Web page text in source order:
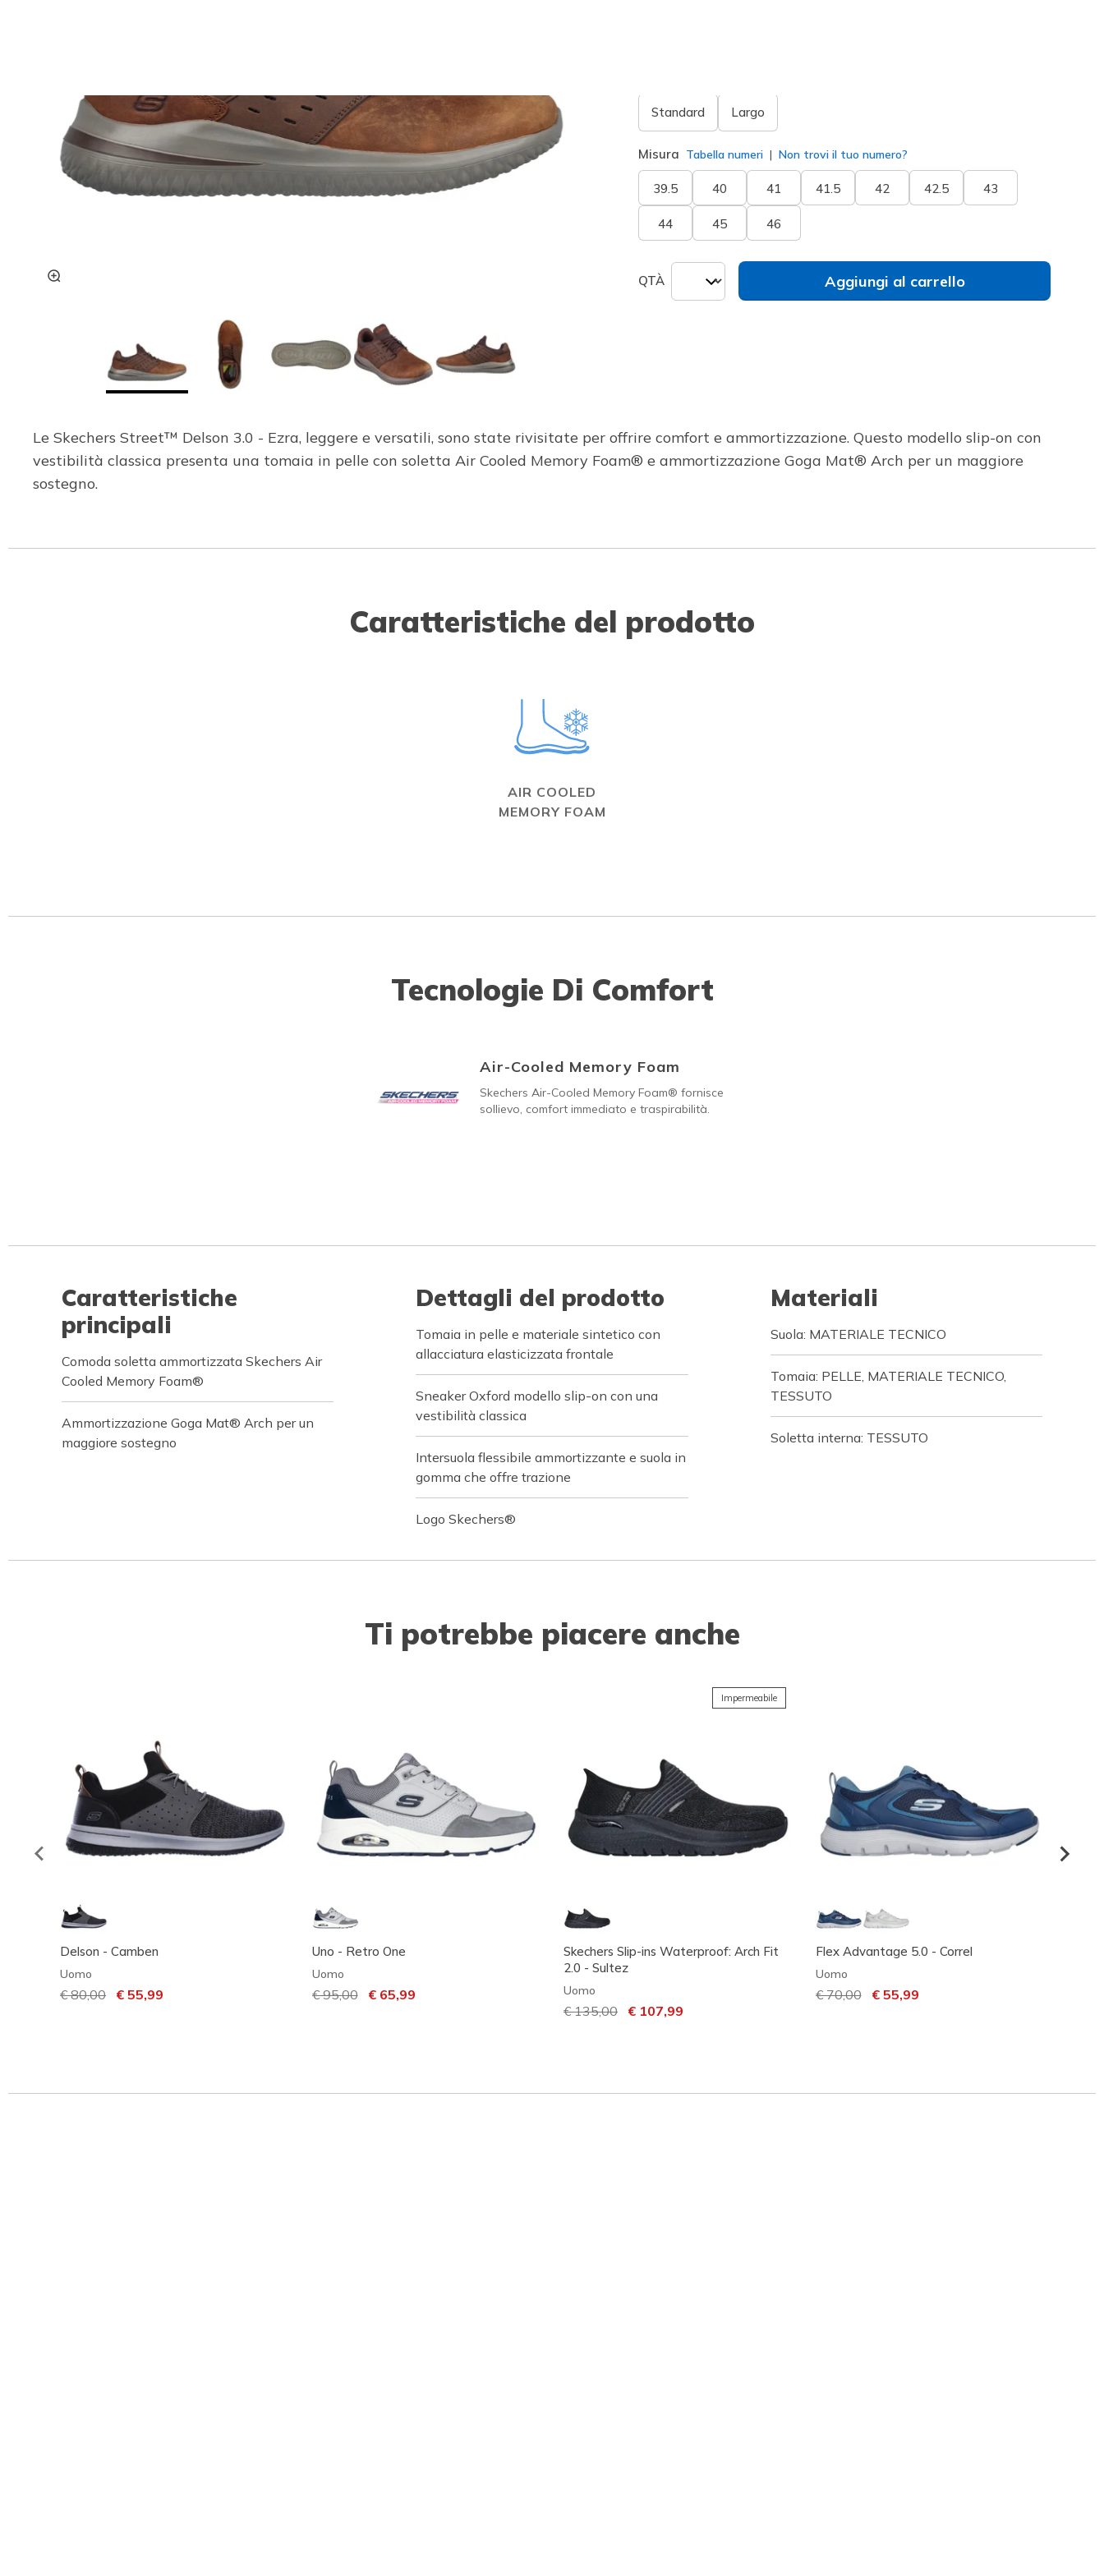
Standard Largo
Misura Tabella numeri Non trovi il tuo numero?
39.5 40 41 41.5 42 42.5 43
44 45 46
QTÀ Aggiungi al carrello
Le Skechers Street™ Delson 3.0 - Ezra, leggere e versatili, sono state rivisitate per offrire comfort e ammortizzazione. Questo modello slip-on con
vestibilità classica presenta una tomaia in pelle con soletta Air Cooled Memory Foam® e ammortizzazione Goga Mat® Arch per un maggiore
sostegno.
Caratteristiche del prodotto
AIR COOLED
MEMORY FOAM
Tecnologie Di Comfort
Air-Cooled Memory Foam
Skechers Air-Cooled Memory Foam® fornisce
sollievo, comfort immediato e traspirabilità.
Caratteristiche
principali
Comoda soletta ammortizzata Skechers Air
Cooled Memory Foam®
Ammortizzazione Goga Mat® Arch per un
maggiore sostegno
Dettagli del prodotto
Tomaia in pelle e materiale sintetico con
allacciatura elasticizzata frontale
Sneaker Oxford modello slip-on con una
vestibilità classica
Intersuola flessibile ammortizzante e suola in
gomma che offre trazione
Logo Skechers®
Materiali
Suola: MATERIALE TECNICO
Tomaia: PELLE, MATERIALE TECNICO,
TESSUTO
Soletta interna: TESSUTO
Ti potrebbe piacere anche
Delson - Camben
Uomo
Prezzo ridotto da
€ 80,00 per
€ 55,99
Uno - Retro One
Uomo
Prezzo ridotto da
€ 95,00per€ 65,99
Impermeabile
Skechers Slip-ins Waterproof: Arch Fit
2.0 - Sultez
Uomo
Prezzo ridotto da
€ 135,00 per
€ 107,99
Flex Advantage 5.0 - Correl
Uomo
Prezzo ridotto da
€ 70,00per€ 55,99